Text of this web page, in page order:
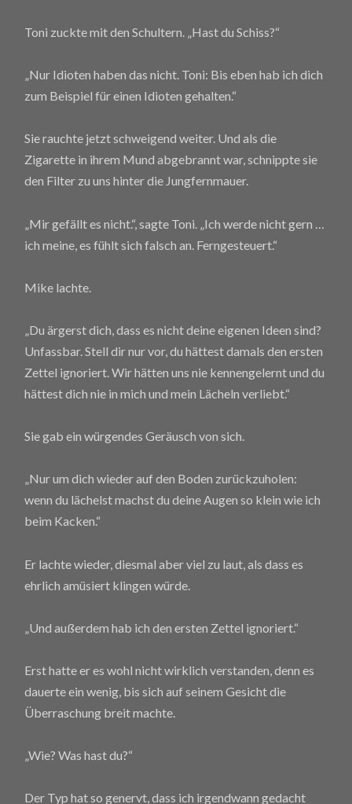
Toni zuckte mit den Schultern. „Hast du Schiss?“
„Nur Idioten haben das nicht. Toni: Bis eben hab ich dich
zum Beispiel für einen Idioten gehalten.“
Sie rauchte jetzt schweigend weiter. Und als die
Zigarette in ihrem Mund abgebrannt war, schnippte sie
den Filter zu uns hinter die Jungfernmauer.
„Mir gefällt es nicht.“, sagte Toni. „Ich werde nicht gern …
ich meine, es fühlt sich falsch an. Ferngesteuert.“
Mike lachte.
„Du ärgerst dich, dass es nicht deine eigenen Ideen sind?
Unfassbar. Stell dir nur vor, du hättest damals den ersten
Zettel ignoriert. Wir hätten uns nie kennengelernt und du
hättest dich nie in mich und mein Lächeln verliebt.“
Sie gab ein würgendes Geräusch von sich.
„Nur um dich wieder auf den Boden zurückzuholen:
wenn du lächelst machst du deine Augen so klein wie ich
beim Kacken.“
Er lachte wieder, diesmal aber viel zu laut, als dass es
ehrlich amüsiert klingen würde.
„Und außerdem hab ich den ersten Zettel ignoriert.“
Erst hatte er es wohl nicht wirklich verstanden, denn es
dauerte ein wenig, bis sich auf seinem Gesicht die
Überraschung breit machte.
„Wie? Was hast du?“
Der Typ hat so genervt, dass ich irgendwann gedacht